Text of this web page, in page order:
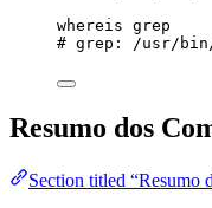
whereis grep
# grep: /usr/
Resumo dos
Section titled “Resumo